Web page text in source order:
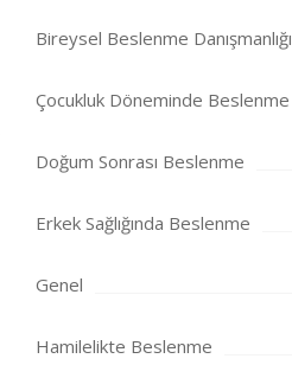
Bireysel Beslenme Danışmanlığı
Çocukluk Döneminde Beslenme
Doğum Sonrası Beslenme
Erkek Sağlığında Beslenme
Genel
Hamilelikte Beslenme